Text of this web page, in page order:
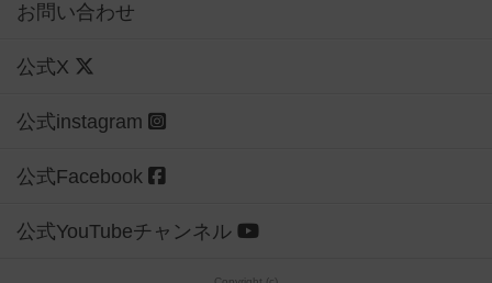
お問い合わせ
公式X
公式instagram
公式Facebook
公式YouTubeチャンネル